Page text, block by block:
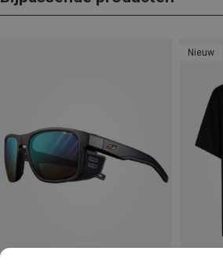
Nieuw